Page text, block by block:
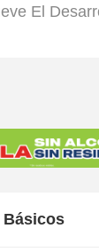
El
Básicos